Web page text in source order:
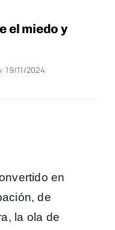
el miedo y
19/11/2024
en
de
la ola de